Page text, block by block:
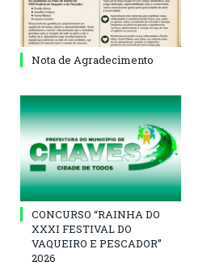
Nota de Agradecimento
CONCURSO “RAINHA DO
XXXI FESTIVAL DO
VAQUEIRO E PESCADOR”
2026